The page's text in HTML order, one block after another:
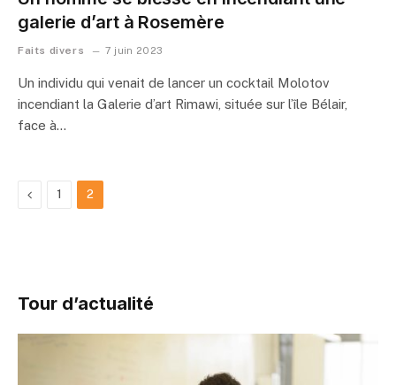
galerie d’art à Rosemère
Faits divers 7 juin 2023
Un individu qui venait de lancer un cocktail Molotov
incendiant la Galerie d’art Rimawi, située sur l’île Bélair,
face à…
Previous
1 2
Tour d’actualité